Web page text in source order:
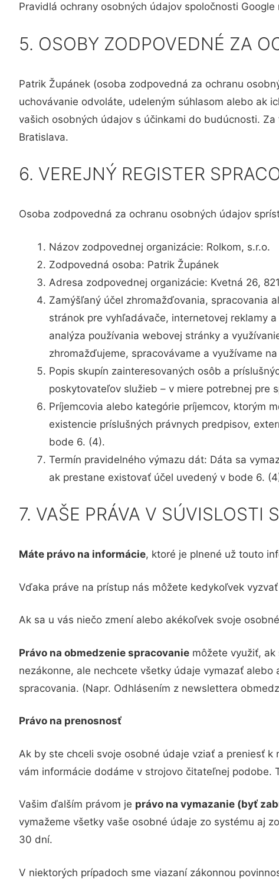
Pravidlá ochrany osobných údajov spoločnosti Google
5. OSOBY ZODPOVEDNÉ ZA
Patrik Župánek (osoba zodpovedná za ochranu
uchovávanie odvoláte, udeleným súhlasom alebo ak
vašich osobných údajov s účinkami do budúcnosti.
Bratislava.
6. VEREJNÝ REGISTER
Osoba zodpovedná za ochranu osobných údajov
Názov zodpovednej organizácie: Rolkom, s.r.o.
Zodpovedná osoba: Patrik Župánek
Adresa zodpovednej organizácie: Kvetná 26,
Zamýšľaný účel zhromažďovania, spracovania
stránok pre vyhľadávače, internetovej reklamy
analýza používania webovej stránky a
zhromažďujeme, spracovávame a využívame
Popis skupín zainteresovaných osôb a
poskytovateľov služieb – v miere potrebnej pre
Príjemcovia alebo kategórie príjemcov, ktorým
existencie príslušných právnych predpisov,
bode 6. (4).
Termín pravidelného výmazu dát: Dáta sa
ak prestane existovať účel uvedený v bode 6.
7. VAŠE PRÁVA V SÚVISLOSTI
Máte právo na informácie, ktoré je plnené už touto
Vďaka práve na prístup nás môžete kedykoľvek
Ak sa u vás niečo zmení alebo akékoľvek svoje
Právo na obmedzenie spracovanie môžete využiť,
nezákonne, ale nechcete všetky údaje vymazať
spracovania. (Napr. Odhlásením z newslettera
Právo na prenosnosť
Ak by ste chceli svoje osobné údaje vziať a preniesť
vám informácie dodáme v strojovo čitateľnej podobe.
Vašim ďalším právom je právo na vymazanie (byť
vymažeme všetky vaše osobné údaje zo systému aj
30 dní.
V niektorých prípadoch sme viazaní zákonnou